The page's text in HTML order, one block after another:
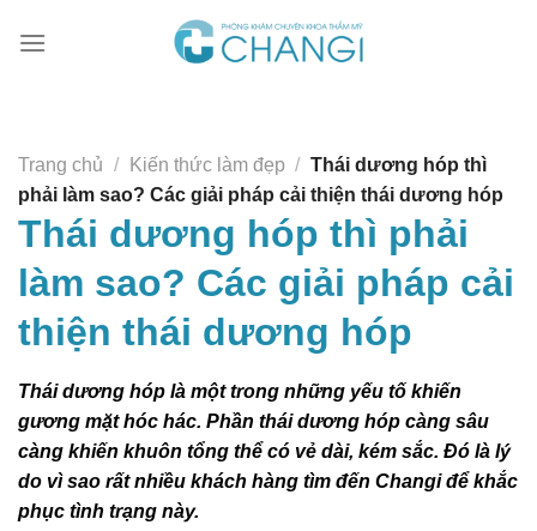
đến
Trang chủ / Kiến thức làm đẹp / Thái dương hóp thì
phải làm sao? Các giải pháp cải thiện thái dương hóp
Thái dương hóp thì phải
làm sao? Các giải pháp cải
thiện thái dương hóp
Thái dương hóp là một trong những yếu tố khiến
gương mặt hóc hác. Phần thái dương hóp càng sâu
càng khiến khuôn tổng thể có vẻ dài, kém sắc. Đó là lý
do vì sao rất nhiều khách hàng tìm đến Changi để khắc
phục tình trạng này.